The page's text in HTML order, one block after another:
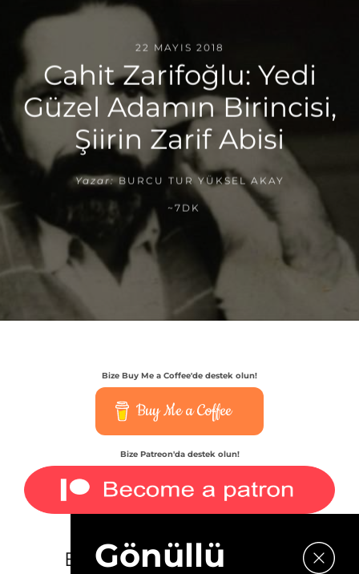
22 MAYIS 2018
Cahit Zarifoğlu: Yedi
Güzel Adamın Birincisi,
Şiirin Zarif Abisi
Yazar: BURCU TUR YÜKSEL AKAY
~7DK
Bize Buy Me a Coffee'de destek olun!
Buy Me a Coffee
Bize Patreon'da destek olun!
E-bültenimize kaydolun.
Gönüllü